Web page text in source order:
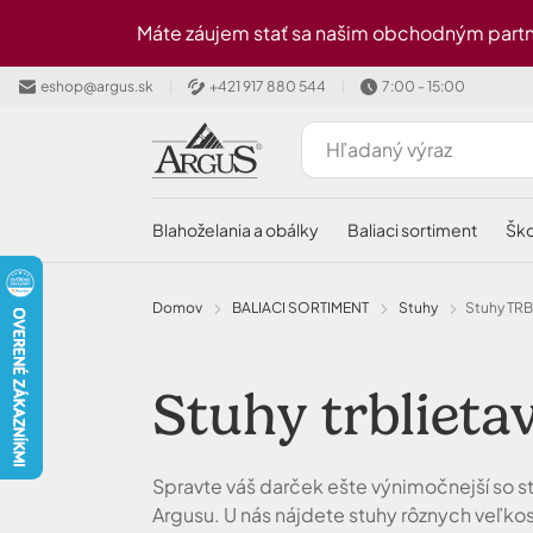
Máte záujem stať sa našim obchodným
eshop@argus.sk +421 917 880 544 7:00 - 15:00
blahoželania a obálky baliaci sortiment
Domov BALIACI SORTIMENT Stuhy stuhy
Stuhy
Spravte váš darček ešte výnimočnejší so
Argusu. U nás nájdete stuhy rôznych